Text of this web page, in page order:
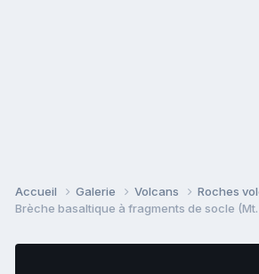
Accueil Galerie Volcans
Roches
Brèche basaltique à fragments de socle